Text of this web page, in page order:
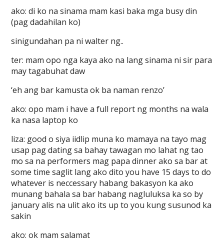
ako: di ko na sinama mam kasi baka mga busy din
(pag dadahilan ko)
sinigundahan pa ni walter ng..
ter: mam opo nga kaya ako na lang sinama ni sir para
may tagabuhat daw
‘eh ang bar kamusta ok ba naman renzo’
ako: opo mam i have a full report ng months na wala
ka nasa laptop ko
liza: good o siya iidlip muna ko mamaya na tayo mag
usap pag dating sa bahay tawagan mo lahat ng tao
mo sa na performers mag papa dinner ako sa bar at
some time saglit lang ako dito you have 15 days to do
whatever is neccessary habang bakasyon ka ako
munang bahala sa bar habang nagluluksa ka so by
january alis na ulit ako its up to you kung susunod ka
sakin
ako: ok mam salamat